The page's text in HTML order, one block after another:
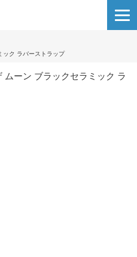
ック ラバーストラッ プ